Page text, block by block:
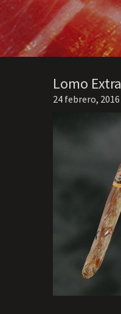
Lomo Extra
24 febrero, 2016